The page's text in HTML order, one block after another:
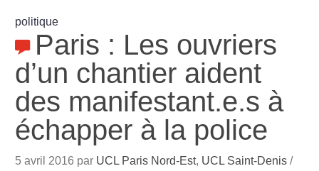
politique
Paris : Les ouvriers
d’un chantier aident
des manifestant.e.s à
échapper à la police
5 avril 2016 par UCL Paris Nord-Est, UCL Saint-Denis /